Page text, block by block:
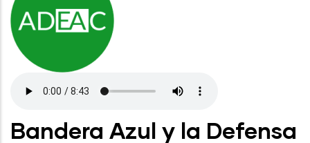
Bandera Azul y la Defensa